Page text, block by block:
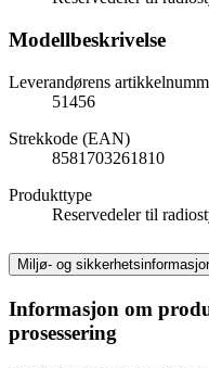
Modellbeskrivelse
Leverandørens
51456
Strekkode (EAN)
8581703261810
Produkttype
Reservedeler til
Miljø- og
Informasjon om
prosessering